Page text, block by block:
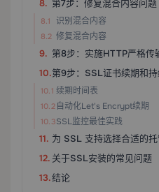
第7步：修复混合内容问题
识别混合内容
修复混合内容
第8步：实施HTTP严格传
第9步：SSL证书续期和
续期时间表
自动化Let's Encrypt续期
SSL监控最佳实践
为 SSL 支持选择合适的托
关于SSL安装的常见问题
结论